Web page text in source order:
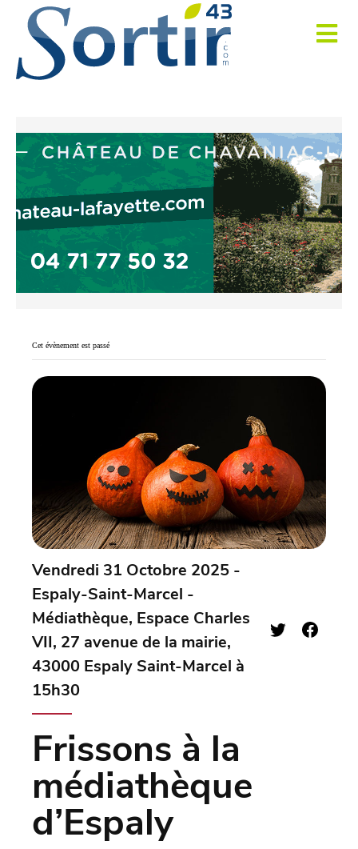
Cet évènement est passé
Vendredi 31 Octobre 2025 -
Espaly-Saint-Marcel -
Médiathèque, Espace Charles
VII, 27 avenue de la mairie,
43000 Espaly Saint-Marcel à
15h30
Frissons à la
médiathèque
d’Espaly